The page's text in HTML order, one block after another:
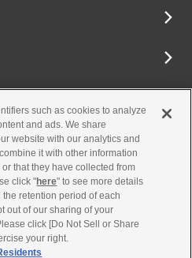
such as cookies to analyze
and ads. We share
website with our analytics and
it with other information
that they have collected from
click "here" to see more details
retention period of each
out of our sharing of your
click [Do Not Sell or Share
your right.